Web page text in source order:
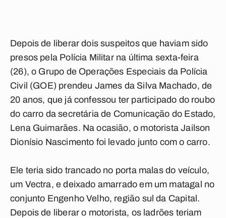
Depois de liberar dois suspeitos que haviam sido
presos pela Polícia Militar na última sexta-feira
(26), o Grupo de Operações Especiais da Polícia
Civil (GOE) prendeu James da Silva Machado, de
20 anos, que já confessou ter participado do roubo
do carro da secretária de Comunicação do Estado,
Lena Guimarães. Na ocasião, o motorista Jailson
Dionísio Nascimento foi levado junto com o carro.
Ele teria sido trancado no porta malas do veículo,
um Vectra, e deixado amarrado em um matagal no
conjunto Engenho Velho, região sul da Capital.
Depois de liberar o motorista, os ladrões teriam